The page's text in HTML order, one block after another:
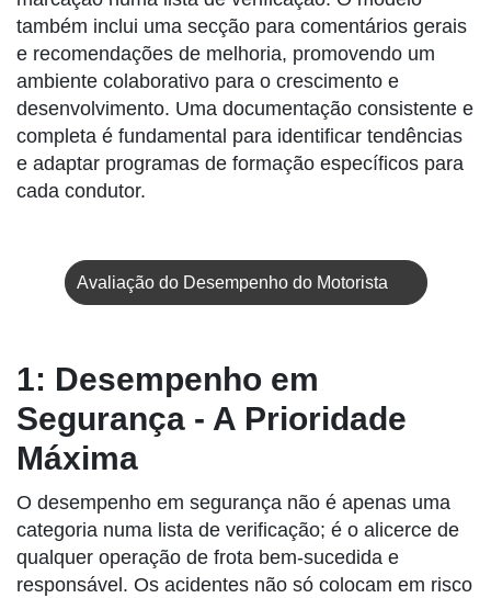
também inclui uma secção para comentários gerais
e recomendações de melhoria, promovendo um
ambiente colaborativo para o crescimento e
desenvolvimento. Uma documentação consistente e
completa é fundamental para identificar tendências
e adaptar programas de formação específicos para
cada condutor.
Avaliação do Desempenho do Motorista
1: Desempenho em
Segurança - A Prioridade
Máxima
O desempenho em segurança não é apenas uma
categoria numa lista de verificação; é o alicerce de
qualquer operação de frota bem-sucedida e
responsável. Os acidentes não só colocam em risco